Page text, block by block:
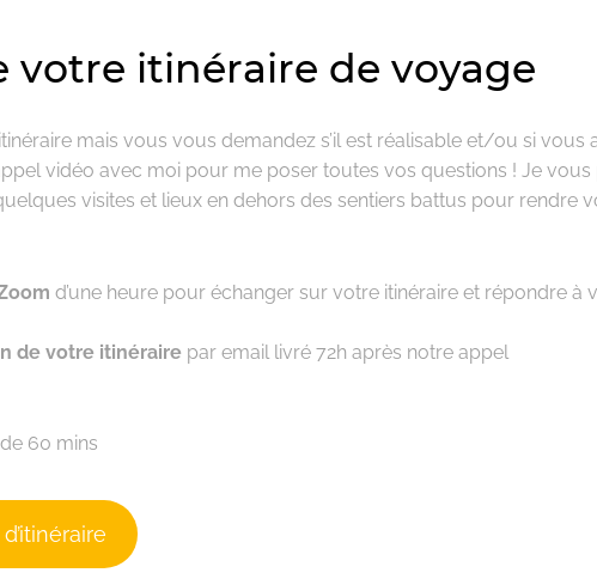
votre itinéraire de voyage
mais vous vous demandez s’il est réalisable et/ou si vous
vidéo avec moi pour me poser toutes vos questions ! Je
visites et lieux en dehors des sentiers battus pour rendre
d’une heure pour échanger sur votre itinéraire et répondre à
de votre itinéraire par email livré 72h après notre appel
60 mins